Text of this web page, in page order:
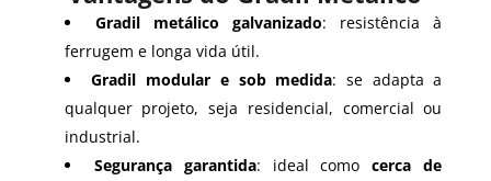
Gradil metálico galvanizado: resistência à
ferrugem e longa vida útil.
Gradil modular e sob medida: se adapta a
qualquer projeto, seja residencial, comercial ou
industrial.
Segurança garantida: ideal comocerca de